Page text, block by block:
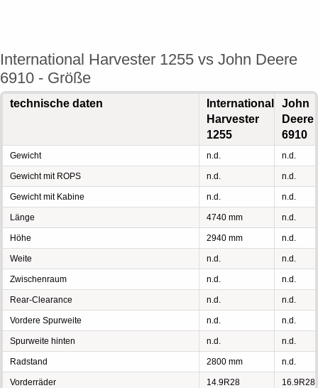
International Harvester 1255 vs John Deere
6910 - Größe
technische daten
International
Harvester
1255
John
Deere
6910
Gewicht n.d. n.d.
Gewicht mit ROPS n.d. n.d.
Gewicht mit Kabine n.d. n.d.
Länge 4740 mm n.d.
Höhe 2940 mm n.d.
Weite n.d. n.d.
Zwischenraum n.d. n.d.
Rear-Clearance n.d. n.d.
Vordere Spurweite n.d. n.d.
Spurweite hinten n.d. n.d.
Radstand 2800 mm n.d.
Vorderräder 14.9R28 16.9R28